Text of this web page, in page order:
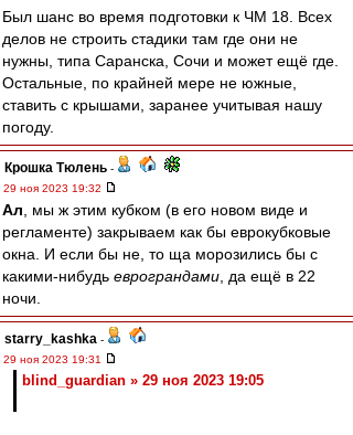
Был шанс во время подготовки к ЧМ 18. Всех
делов не строить стадики там где они не
нужны, типа Саранска, Сочи и может ещё где.
Остальные, по крайней мере не южные,
ставить с крышами, заранее учитывая нашу
погоду.
Крошка Тюлень -
29 ноя 2023 19:32
Ал , мы ж этим кубком (в его новом виде и
регламенте) закрываем как бы еврокубковые
окна. И если бы не, то ща морозились бы с
какими-нибудь еврограндами , да ещё в 22
ночи.
starry_kashka -
29 ноя 2023 19:31
blind_guardian » 29 ноя 2023 19:05